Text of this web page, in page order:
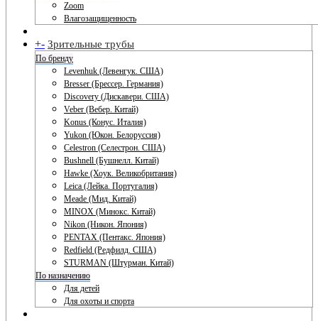
Zoom
Влагозащищенность
+- Зрительные трубы
По бренду
Levenhuk (Левенгук. США)
Bresser (Брессер. Германия)
Discovery (Дискавери. США)
Veber (Вебер. Китай)
Konus (Конус. Италия)
Yukon (Юкон. Белоруссия)
Celestron (Селестрон. США)
Bushnell (Бушнелл. Китай)
Hawke (Хоук. Великобритания)
Leica (Лейка. Португалия)
Meade (Мид. Китай)
MINOX (Минокс. Китай)
Nikon (Никон. Япония)
PENTAX (Пентакс. Япония)
Redfield (Редфилд. США)
STURMAN (Штурман. Китай)
По назначению
Для детей
Для охоты и спорта